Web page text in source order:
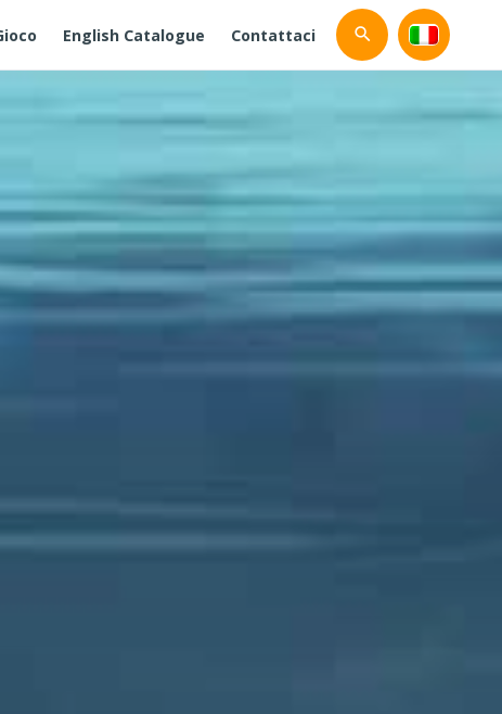
English Catalogue Contattaci